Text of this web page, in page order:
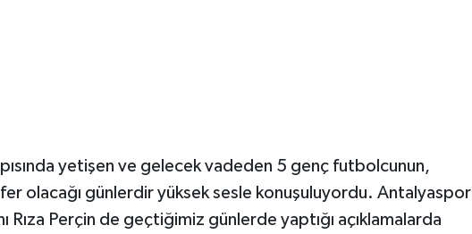
yetişen ve gelecek vadeden 5 genç futbolcunun,
olacağı günlerdir yüksek sesle konuşuluyordu. Antalyaspor
Rıza Perçin de geçtiğimiz günlerde yaptığı açıklamalarda